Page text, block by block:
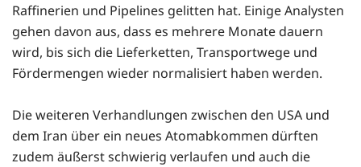
Raffinerien und Pipelines gelitten hat. Einige Analysten
gehen davon aus, dass es mehrere Monate dauern
wird, bis sich die Lieferketten, Transportwege und
Fördermengen wieder normalisiert haben werden.
Die weiteren Verhandlungen zwischen den USA und
dem Iran über ein neues Atomabkommen dürften
zudem äußerst schwierig verlaufen und auch die